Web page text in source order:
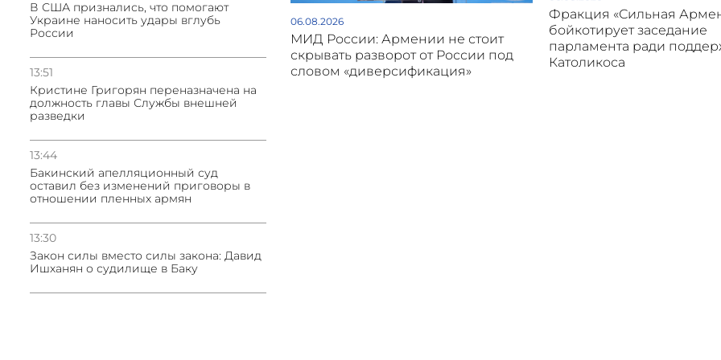
В США признались, что помогают
Украине наносить удары вглубь
России
13:51
Кристине Григорян переназначена на
должность главы Службы внешней
разведки
13:44
Бакинский апелляционный суд
оставил без изменений приговоры в
отношении пленных армян
13:30
Закон силы вместо силы закона: Давид
Ишханян о судилище в Баку
06.08.2026
МИД России: Армении не стоит
скрывать разворот от России под
словом «диверсификация»
Фракция «Сильная
бойкотирует заседание
парламента ради
Католикоса